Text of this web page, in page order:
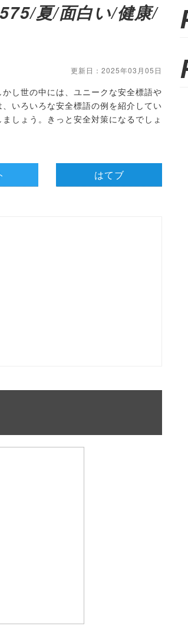
夏/面白い/健康/
更新日：2025年03月05日
し世の中には、ユニークな安全標語や
いろいろな安全標語の例を紹介してい
しょう。きっと安全対策になるでしょ
はてブ